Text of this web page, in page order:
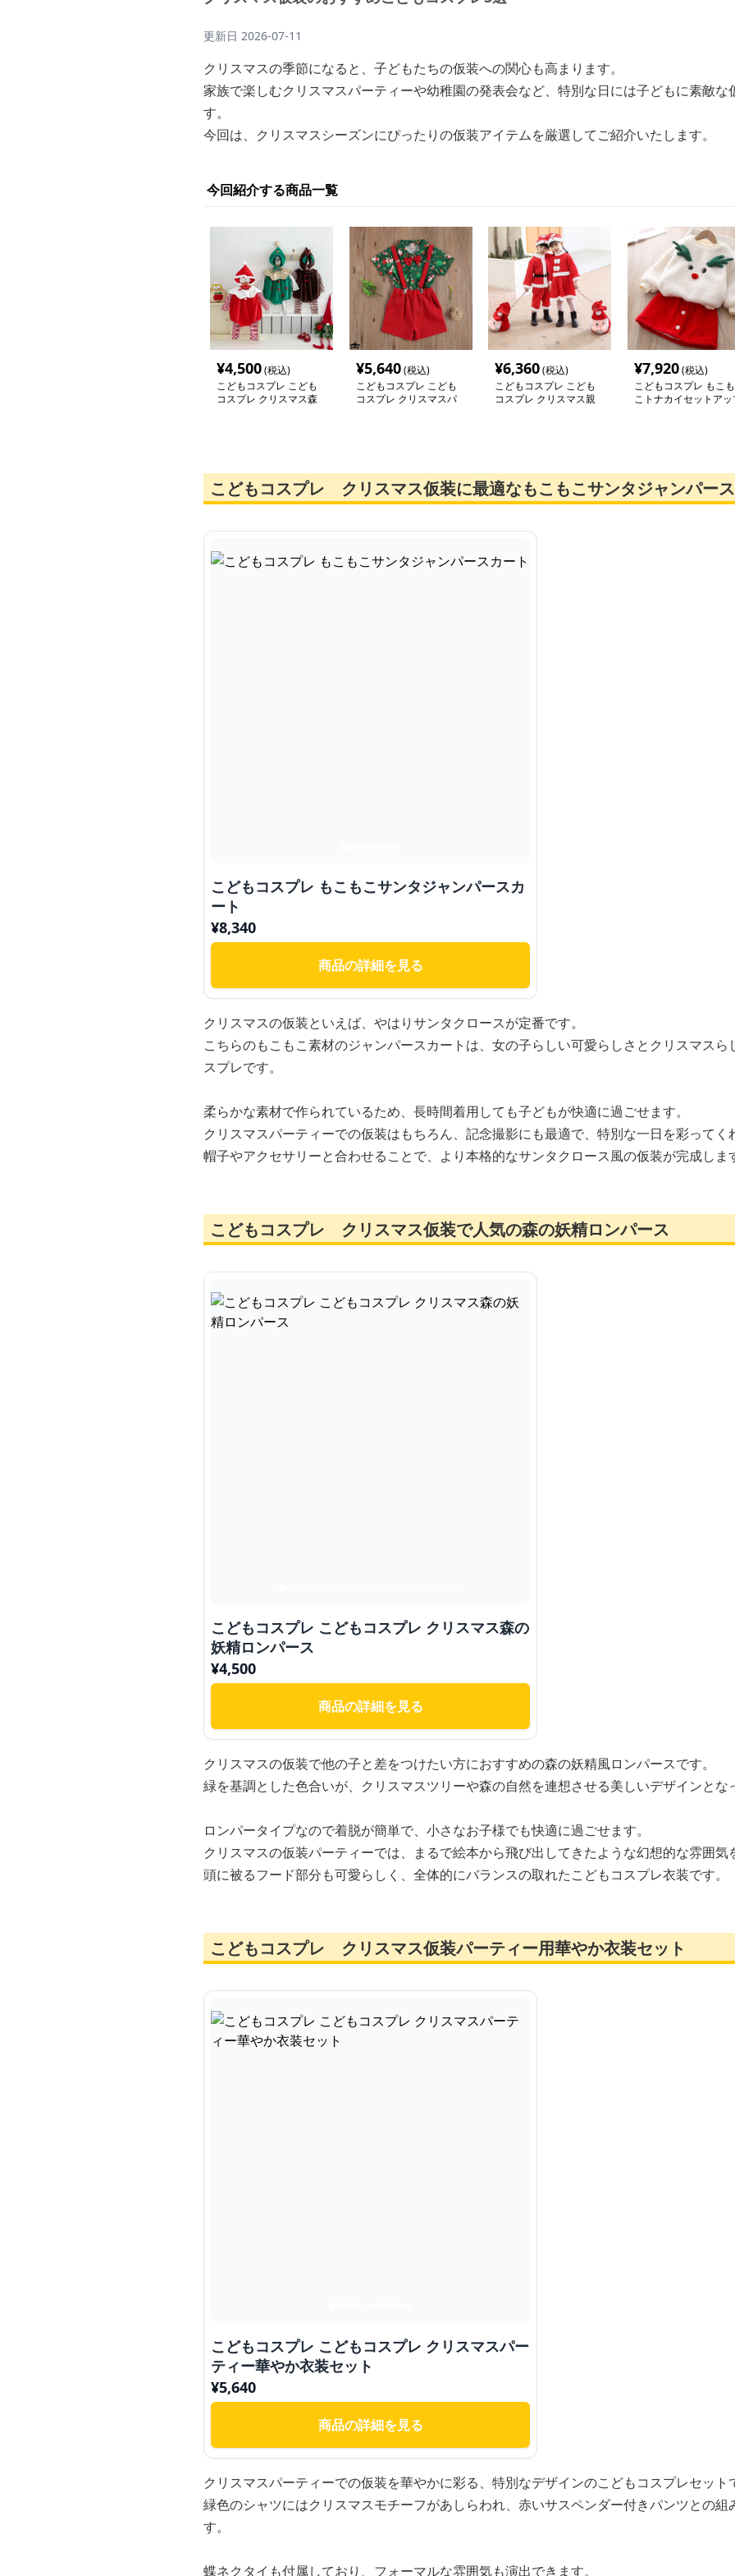
更新日 2026-07-11
クリスマスの季節になると、子どもたちの仮装への関心も高まります。
家族で楽しむクリスマスパーティーや幼稚園の発表会など、特別な日には子どもに素敵
す。
今回は、クリスマスシーズンにぴったりの仮装アイテムを厳選してご紹介いたします。
今回紹介する商品一覧
¥4,500(税込)
こどもコスプレ こども
コスプレ クリスマス森
¥5,640(税込)
こどもコスプレ こども
コスプレ クリスマスパ
¥6,360(税込)
こどもコスプレ こども
コスプレ クリスマス親
¥7,920(税込)
こどもコスプレ もこも
こトナカイセットアッ
こどもコスプレ クリスマス仮装に最適なもこもこサンタジャンパー
こどもコスプレ もこもこサンタジャンパースカ
ート
¥8,340
商品の詳細を見る
クリスマスの仮装といえば、やはりサンタクロースが定番です。
こちらのもこもこ素材のジャンパースカートは、女の子らしい可愛らしさとクリスマスら
スプレです。
柔らかな素材で作られているため、長時間着用しても子どもが快適に過ごせます。
クリスマスパーティーでの仮装はもちろん、記念撮影にも最適で、特別な一日を彩ってく
帽子やアクセサリーと合わせることで、より本格的なサンタクロース風の仮装が完成しま
こどもコスプレ クリスマス仮装で人気の森の妖精ロンパース
こどもコスプレ こどもコスプレ クリスマス森の
妖精ロンパース
¥4,500
商品の詳細を見る
クリスマスの仮装で他の子と差をつけたい方におすすめの森の妖精風ロンパースです。
緑を基調とした色合いが、クリスマスツリーや森の自然を連想させる美しいデザインとな
ロンパータイプなので着脱が簡単で、小さなお子様でも快適に過ごせます。
クリスマスの仮装パーティーでは、まるで絵本から飛び出してきたような幻想的な雰囲気
頭に被るフード部分も可愛らしく、全体的にバランスの取れたこどもコスプレ衣装です。
こどもコスプレ クリスマス仮装パーティー用華やか衣装セット
こどもコスプレ こどもコスプレ クリスマスパー
ティー華やか衣装セット
¥5,640
商品の詳細を見る
クリスマスパーティーでの仮装を華やかに彩る、特別なデザインのこどもコスプレセット
緑色のシャツにはクリスマスモチーフがあしらわれ、赤いサスペンダー付きパンツとの
す。
蝶ネクタイも付属しており、フォーマルな雰囲気も演出できます。